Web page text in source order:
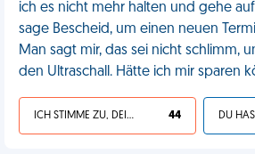
ich es nicht mehr halten und gehe
sage Bescheid, um einen neuen
Man sagt mir, das sei nicht schlimm,
den Ultraschall. Hätte ich mir sparen
ICH STIMME ZU, DEIN LEBEN IST SCHEISSE 44